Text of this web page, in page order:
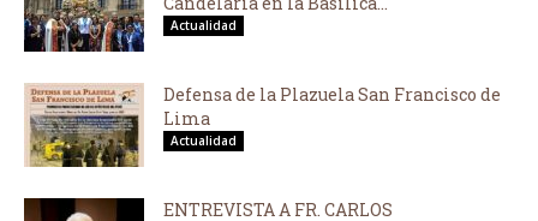
Actualidad
Defensa de la Plazuela San Francisco de
Lima
Actualidad
ENTREVISTA A FR. CARLOS